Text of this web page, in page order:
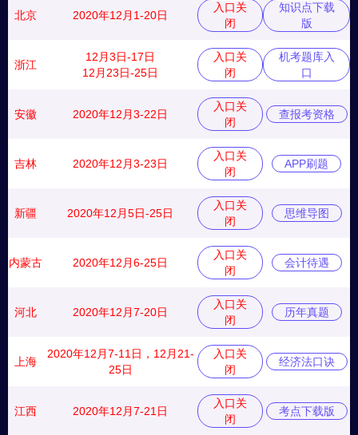
北京 2020年12月1-20日
入口关
闭
知识点下载
版
浙江
12月3日-17日
12月23日-25日
入口关
闭
机考题库入
口
安徽 2020年12月3-22日
入口关
闭
查报考资格
吉林 2020年12月3-23日
入口关
闭
APP刷题
新疆 2020年12月5日-25日
入口关
闭
思维导图
内蒙古 2020年12月6-25日
入口关
闭
会计待遇
河北 2020年12月7-20日
入口关
闭
历年真题
上海
2020年12月7-11日，12月21-
25日
入口关
闭
经济法口诀
江西 2020年12月7-21日
入口关
闭
考点下载版